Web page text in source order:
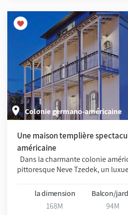
Colonie germano-américaine
Une maison templière
américaine
Dans la charmante colonie
pittoresque Neve Tzedek, un
la dimension
168M
Balcon/
94M